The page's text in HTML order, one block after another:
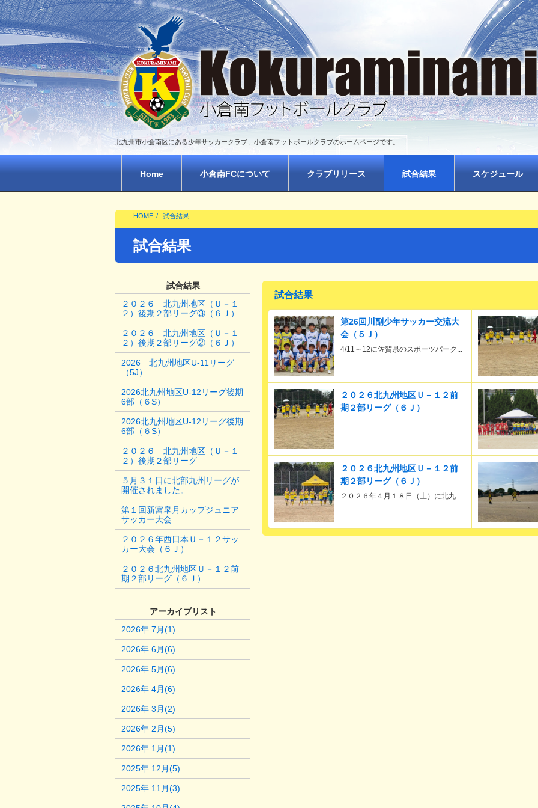
北九州市小倉南区にある少年サッカークラブ、小倉南フットボールクラブのホームページです。
Home 小倉南FCについて クラブリリース 試合結果 スケジュール
HOME 試合結果
試合結果
試合結果
第26回川副少年サッカー交流大
会（５Ｊ）
4/11～12に佐賀県のスポーツパーク...
２０２６北九州地区Ｕ－１２前
期２部リーグ（６Ｊ）
２０２６北九州地区Ｕ－１２前
期２部リーグ（６Ｊ）
２０２６年４月１８日（土）に北九...
試合結果
２０２６ 北九州地区（Ｕ－１
２）後期２部リーグ③（６Ｊ）
２０２６ 北九州地区（Ｕ－１
２）後期２部リーグ②（６Ｊ）
2026 北九州地区U-11リーグ
（5J）
2026北九州地区U-12リーグ後期
6部（６S）
2026北九州地区U-12リーグ後期
6部（６S）
２０２６ 北九州地区（Ｕ－１
２）後期２部リーグ
５月３１日に北部九州リーグが
開催されました。
第１回新宮皐月カップジュニア
サッカー大会
２０２６年西日本Ｕ－１２サッ
カー大会（６Ｊ）
２０２６北九州地区Ｕ－１２前
期２部リーグ（６Ｊ）
アーカイブリスト
2026年 7月(1)
2026年 6月(6)
2026年 5月(6)
2026年 4月(6)
2026年 3月(2)
2026年 2月(5)
2026年 1月(1)
2025年 12月(5)
2025年 11月(3)